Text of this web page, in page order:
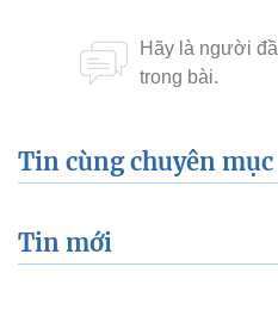
Tin cùng chuyên mục
Tin mới